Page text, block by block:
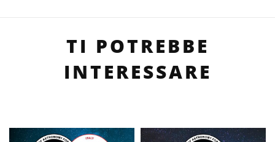
TI POTREBBE
INTERESSARE